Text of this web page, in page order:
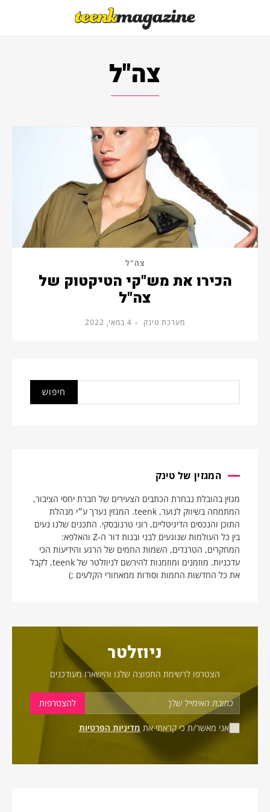
צה"ל
צה"ל
הכירו את מש"קי הטיקטוק של
צה"ל
מערכת טינק 4 במאי, 2022
המגזין של טינק
מגזין בהובלת נבחרת הכתבים הצעירים של חברת יחסי הציבור,
המתמחה בשיווק לנוער, teenk. המגזין נערך ע״י מנהלת
התוכן והנכסים הדיגיטליים, רוני טרנובסקי. התכנים שלנו נעים
בין כל העולמות שנוגעים לבני ובנות דור ה-Z והאלפא:
המחקרים, הטרנדים, השמות החמים של הרגע והידיעות הכי
עדכניות. מוזמנים ומוזמנות להירשם לניוזלטר של teenk, לקבל
את כל החדשות החמות וסודות ממאחורי הקלעים ;)
ניוזלטר
הצטרפו לרשימת התפוצה שלנו והישארו מעודכנים
אני מאשר/ת כי קראתי את מדיניות הפרטיות